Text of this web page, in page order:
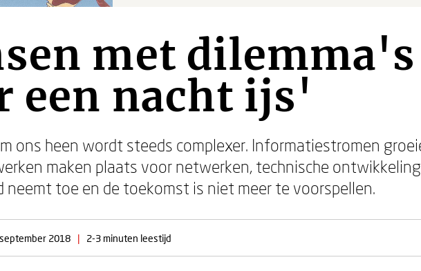
met
een nacht ijs'
ons heen wordt steeds complexer. Informatiestromen
maken plaats voor netwerken, technische
neemt toe en de toekomst is niet meer te voorspellen.
2018 | 2-3 minuten leestijd